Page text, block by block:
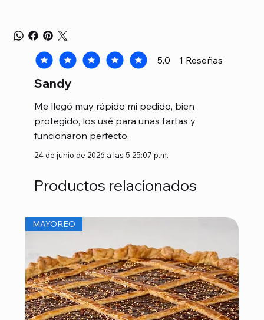
5.0 1 Reseñas
la calificación promedio es 5 de 5, basada en 1
Sandy
Me llegó muy rápido mi pedido, bien
protegido, los usé para unas tartas y
funcionaron perfecto.
24 de junio de 2026 a las 5:25:07 p.m.
Productos relacionados
MAYOREO